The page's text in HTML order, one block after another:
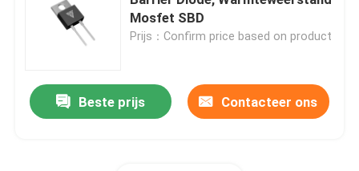
Super Junction MOSFET
Siliciumcarbide SBD
Mosfet SBD
Prijs：Confirm price based on product
Beste prijs Contacteer ons